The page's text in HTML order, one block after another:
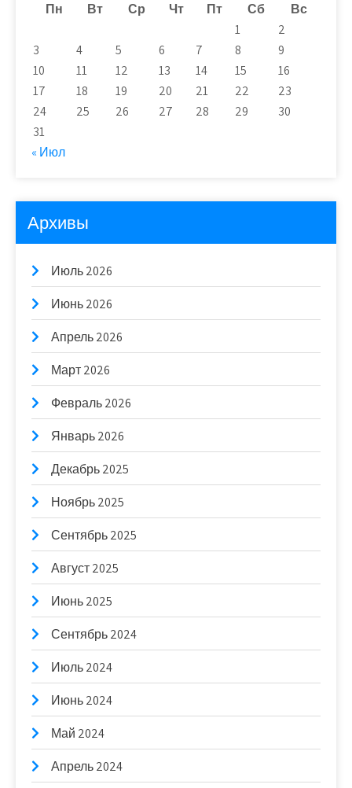
Пн
Вт Ср Чт Пт Сб
Вс
1
2
3
4 5 6 7 8
9
10
11 12 13 14 15
16
17
18 19 20 21 22
23
24
25 26 27 28 29
30
31
« Июл
Архивы
Июль 2026
Июнь 2026
Апрель 2026
Март 2026
Февраль 2026
Январь 2026
Декабрь 2025
Ноябрь 2025
Сентябрь 2025
Август 2025
Июнь 2025
Сентябрь 2024
Июль 2024
Июнь 2024
Май 2024
Апрель 2024